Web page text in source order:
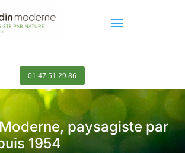
01 47 51 29 86
paysagiste par
1954